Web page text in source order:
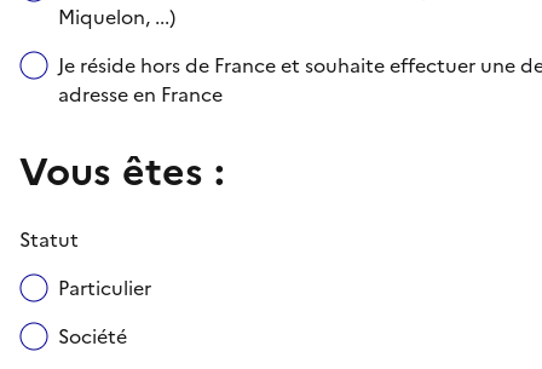
Miquelon, ...)
Je réside hors de France et souhaite effectuer une
adresse en France
Vous êtes :
Statut
Particulier
Société